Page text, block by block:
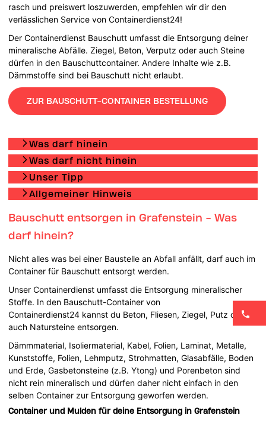
rasch und preiswert loszuwerden, empfehlen wir dir den
verlässlichen Service von Containerdienst24!
Der Containerdienst Bauschutt umfasst die Entsorgung deiner
mineralische Abfälle. Ziegel, Beton, Verputz oder auch Steine
dürfen in den Bauschuttcontainer. Andere Inhalte wie z.B.
Dämmstoffe sind bei Bauschutt nicht erlaubt.
ZUR BAUSCHUTT-CONTAINER BESTELLUNG
Was darf hinein
Was darf nicht hinein
Unser Tipp
Allgemeiner Hinweis
Bauschutt entsorgen in Grafenstein - Was
darf hinein?
Nicht alles was bei einer Baustelle an Abfall anfällt, darf auch im
Container für Bauschutt entsorgt werden.
Unser Containerdienst umfasst die Entsorgung mineralischer
Stoffe. In den Bauschutt-Container von
Containerdienst24 kannst du Beton, Fliesen, Ziegel, Putz oder
auch Natursteine entsorgen.
Dämmmaterial, Isoliermaterial, Kabel, Folien, Laminat, Metalle,
Kunststoffe, Folien, Lehmputz, Strohmatten, Glasabfälle, Boden
und Erde, Gasbetonsteine (z.B. Ytong) und Porenbeton sind
nicht rein mineralisch und dürfen daher nicht einfach in den
selben Container zur Entsorgung geworfen werden.
Container und Mulden für deine Entsorgung in Grafenstein